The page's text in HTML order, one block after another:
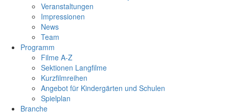
Veranstaltungen
Impressionen
News
Team
Programm
Filme A-Z
Sektionen Langfilme
Kurzfilmreihen
Angebot für Kindergärten und Schulen
Spielplan
Branche